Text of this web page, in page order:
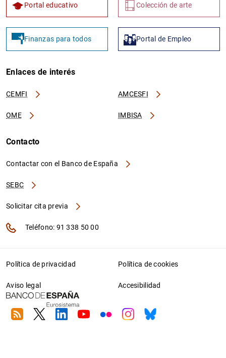
Portal educativo Colección de arte
Finanzas para todos Portal de Empleo
Enlaces de interés
CEMFI AMCESFI
OME IMBISA
Contacto
Contactar con el Banco de España
SEBC
Solicitar cita previa
Teléfono: 91 338 50 00
Política de privacidad Política de cookies
Aviso legal Accesibilidad
RSS TwitterLinkedin
YoutubeFlickrInstagram
Bluesky